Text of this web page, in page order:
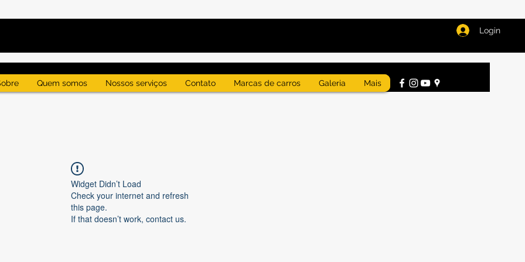
Login
Quem somos Nossos serviços Contato Marcas de carros Galeria Mais
Widget Didn’t Load
Check your internet and refresh
this page.
If that doesn’t work, contact us.